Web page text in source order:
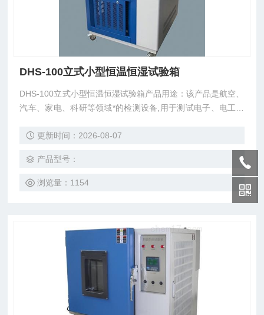
DHS-100立式小型恒温恒湿试验箱
DHS-100立式小型恒温恒湿试验箱产品用途：该产品是航空、
汽车、家电、科研等领域*的检测设备,用于测试电子、电工及
变化参数及性能。
更新时间：2026-08-07
产品型号：
浏览量：1154